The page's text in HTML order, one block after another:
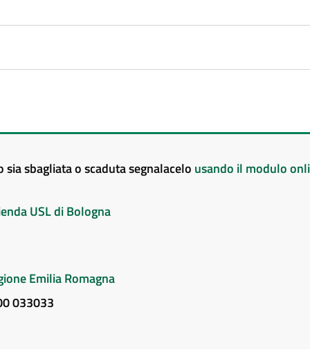
sbagliata o scaduta segnalacelo usando il modulo
USL di Bologna
Emilia Romagna
033033